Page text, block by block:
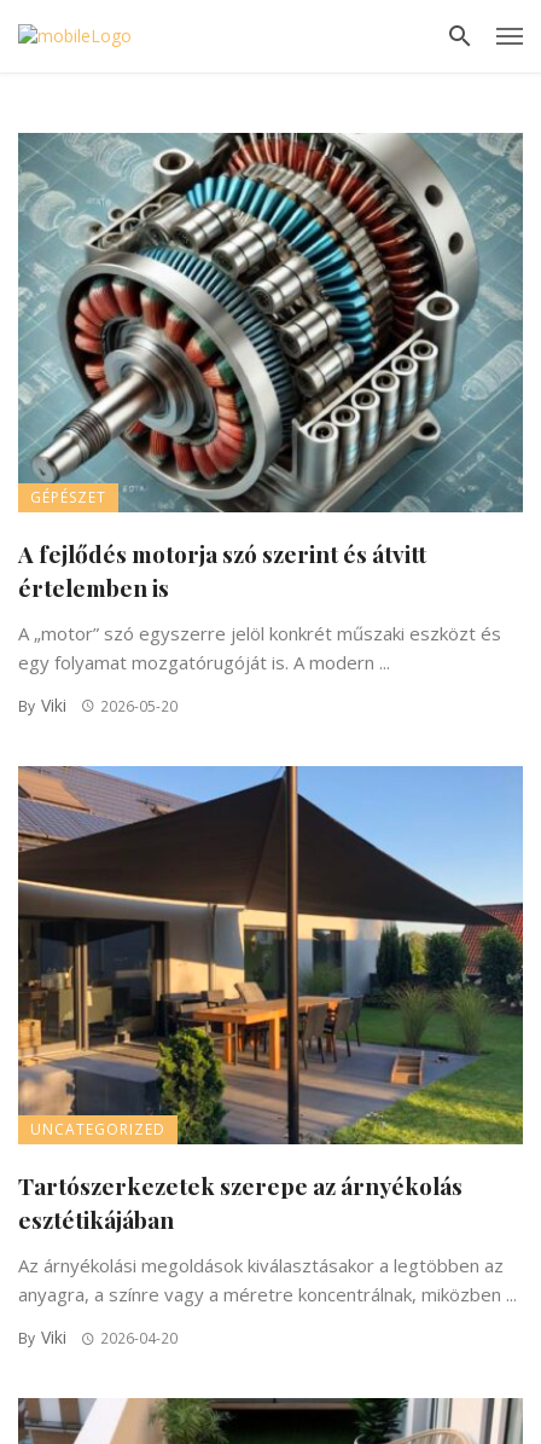
GÉPÉSZET
A fejlődés motorja szó szerint és átvitt
értelemben is
A „motor” szó egyszerre jelöl konkrét műszaki eszközt és
egy folyamat mozgatórugóját is. A modern ...
By Viki 2026-05-20
UNCATEGORIZED
Tartószerkezetek szerepe az árnyékolás
esztétikájában
Az árnyékolási megoldások kiválasztásakor a legtöbben az
anyagra, a színre vagy a méretre koncentrálnak, miközben ...
By Viki 2026-04-20